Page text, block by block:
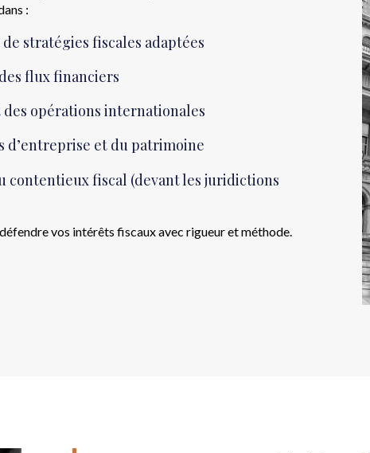
:
stratégies fiscales adaptées
flux financiers
opérations internationales
d’entreprise et du patrimoine
contentieux fiscal (devant les juridictions
vos intérêts fiscaux avec rigueur et méthode.